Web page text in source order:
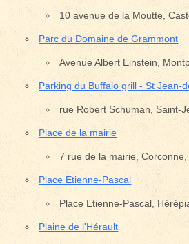
10 avenue de la Moutte,
Parc du Domaine de Grammont
Avenue Albert Einstein,
Parking du Buffalo grill - St Jean-
rue Robert Schuman, Saint-
Place de la mairie
7 rue de la mairie,
Place Etienne-Pascal
Place Etienne-Pascal,
Plaine de l'Hérault